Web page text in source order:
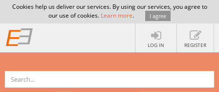
Cookies help us deliver our services. By using our services, you agree to
our use of cookies. Learn more. I agree
LOG IN REGISTER